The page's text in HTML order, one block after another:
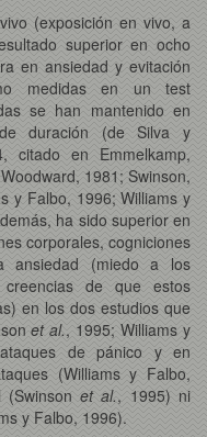
(exposición en vivo, a
superior en ocho
en ansiedad y evitación
medidas en un test
se han mantenido en
duración (de Silva y
citado en Emmelkamp,
1981; Swinson,
y Falbo, 1996; Williams y
ha sido superior en
corporales, cogniciones
ansiedad (miedo a los
de que estos
en los dos estudios que
et al., 1995; Williams y
de pánico y en
(Williams y Falbo,
(Swinsonet al., 1995) ni
y Falbo, 1996).